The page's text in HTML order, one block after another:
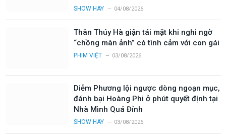
SHOW HAY 04/08/2026
Thân Thúy Hà giận tái mặt khi nghi ngờ
“chồng màn ảnh” có tình cảm với con gái
PHIM VIỆT 03/08/2026
Diễm Phương lội ngược dòng ngoạn mục,
đánh bại Hoàng Phi ở phút quyết định tại
Nhà Mình Quá Đỉnh
SHOW HAY 03/08/2026